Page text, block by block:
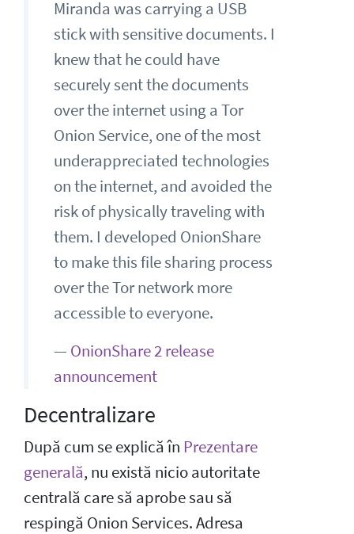
Miranda was carrying a USB
stick with sensitive documents. I
knew that he could have
securely sent the documents
over the internet using a Tor
Onion Service, one of the most
underappreciated technologies
on the internet, and avoided the
risk of physically traveling with
them. I developed OnionShare
to make this file sharing process
over the Tor network more
accessible to everyone.
— OnionShare 2 release
announcement
Decentralizare
După cum se explică în Prezentare
generală, nu există nicio autoritate
centrală care să aprobe sau să
respingă Onion Services. Adresa